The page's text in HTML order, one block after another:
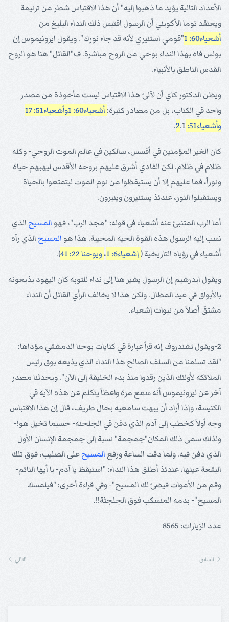
الأعداد التالية يؤيد ما ذهبوا إليه" أن هذا الاقتباس شطر من ترنيمة
ويعتقد توما الأكويني أن الرسول اقتبس ذلك النداء البليغ من
أشعياء60: 1
"قومي استنيري لأنه قد جاء نورك". ويقول ايرونيموس إن
بولس فاه بهذا النداء بوحي من الروح مباشرة. ف"القائل" هنا هو الروح
القدس الناطق بالأنبياء.
ويظن الدكتور كاي أن لآلئ هذا الاقتباس ليست مأخوذة من مصدر
واحد في الكتاب، بل من مصادر كثيرة: أشعياء60: 1
وأشعياء51: 17
وأشعياء51: 2
.1.
كان الغير المؤمنين في أفسس، سالكين في عالم الموت الروحي- وكله
ظلام في ظلام. لكن الفادي أشرق عليهم بروحه الأقدس ليهبهم حياة
ونوراً، فما عليهم إلا أن يستيقظوا من نوم الموت ليتمتعوا بالحياة
ويستقبلوا النور، عندئذ يستنيرون وينيرون.
أما الرب المتنبئ عنه أشعياء في قوله: "مجد الرب"، فهو المسيح الذي
نسب إليه الرسول هذه القوة الحية المحيية. هذا هو المسيح الذي رآه
أشعياء في رؤياه التاريخية (إشعياء6: 1 ،ويوحنا 22: 41 ).
ويقول ايدرشيم إن الرسول يشير هنا إلى نداء للتوبة كان اليهود يذيعونه
بالأبواق في عيد المظال. ولكن هذا لا يخالف الرأي القائل أن النداء
مشتقّ أصلاً من نبوات إشعياء.
2-ويقول تشندروف إنه قرأ عبارة في كنايات يوحنا الدمشقي مؤداها:
"لقد تسلمنا من السلف الصالح هذا النداء الذي يذيعه بوق رئيس
الملائكة لأولئك الذين رقدوا منذ بدء الخليقة إلى الآن". ويحدثنا مصدر
آخر عن ليرونيموس أنه سمع مرة واعظاً يتكلم عن هذه الآية في
الكنيسة، وإذا أراد أن يبهت سامعيه بحال طريف، قال إن هذا الاقتباس
وجه أولاً كخطب إلى آدم الذي دفن في الجلحنة- حسبما تخيل هو!-
ولذلك سمى ذلك المكان"جمجمة" نسبة إلى جمجمة الإنسان الأول
الذي دفن فيه. ولما دقت الساعة ورفع المسيحعلى الصليب، فوق تلك
البقعة عينها، عندئذ أطلق هذا النداء: "استيقظ يا آدم- يا أيها النائم-
وقم من الأموات فيضئ لك المسيح"- وفي قراءة أخرى: "فيلمسك
المسيح"- بدمه المنسكب فوق الجلجثة!!.
عدد الزيارات: 8565
السابق التالي